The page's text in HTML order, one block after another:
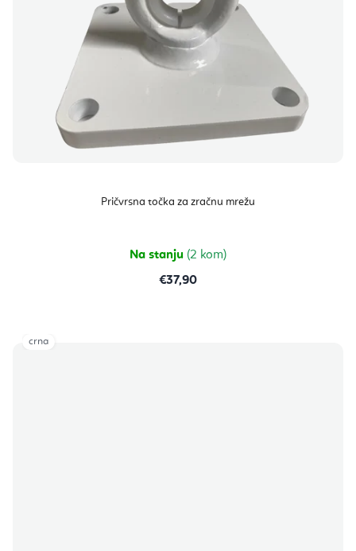
Pričvrsna točka za zračnu mrežu
Na stanju (2 kom)
€37,90
crna